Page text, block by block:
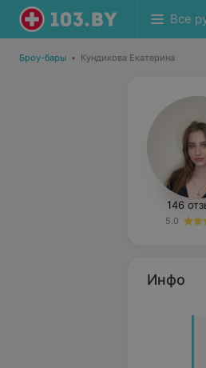
Все
Броу-бары • Кундикова Екатерина
146
5.0
Инфо